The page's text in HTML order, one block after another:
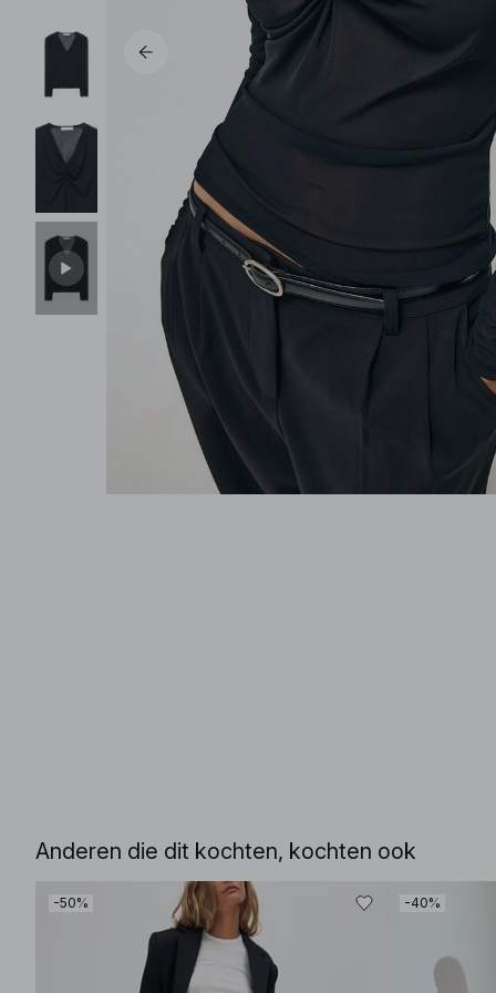
Anderen die dit kochten, kochten ook
-50% -40%